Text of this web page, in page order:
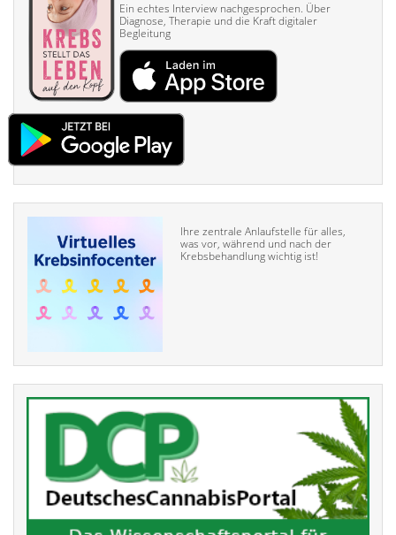
Ein echtes Interview nach­gesprochen. Über
Diagnose, Therapie und die Kraft digitaler
Begleitung
Ihre zentrale Anlaufstelle für alles,
was vor, während und nach der
Krebsbehandlung wichtig ist!